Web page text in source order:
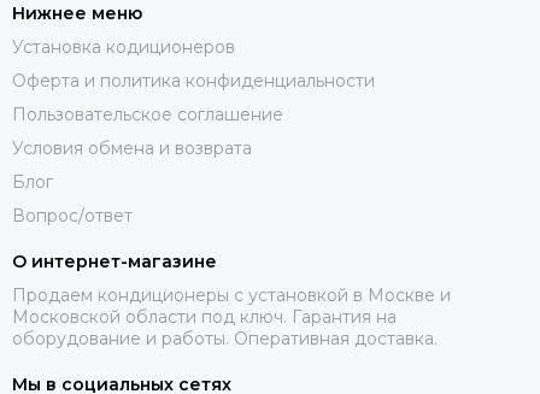
Нижнее меню
Установка кодиционеров
Оферта и политика конфиденциальности
Пользовательское соглашение
Условия обмена и возврата
Блог
Вопрос/ответ
О интернет-магазине
Продаем кондиционеры с установкой в Москве и
Московской области под ключ. Гарантия на
оборудование и работы. Оперативная доставка.
Мы в социальных сетях